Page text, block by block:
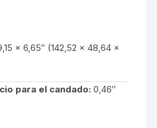
x 6,65″ (142,52 x 48,64 x
para el candado: 0,46″